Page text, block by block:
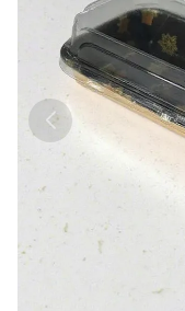
TENTANG KITA
KES
LAWATAN KILANG
HUBUNGI KAMI